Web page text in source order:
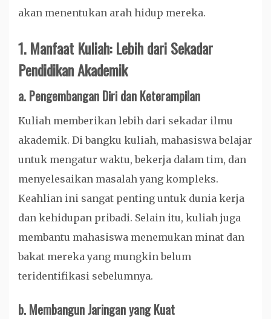
akan menentukan arah hidup mereka.
1.Manfaat Kuliah: Lebih dari Sekadar
Pendidikan Akademik
a. Pengembangan Diri dan Keterampilan
Kuliah memberikan lebih dari sekadar ilmu
akademik. Di bangku kuliah, mahasiswa belajar
untuk mengatur waktu, bekerja dalam tim, dan
menyelesaikan masalah yang kompleks.
Keahlian ini sangat penting untuk dunia kerja
dan kehidupan pribadi. Selain itu, kuliah juga
membantu mahasiswa menemukan minat dan
bakat mereka yang mungkin belum
teridentifikasi sebelumnya.
b. Membangun Jaringan yang Kuat